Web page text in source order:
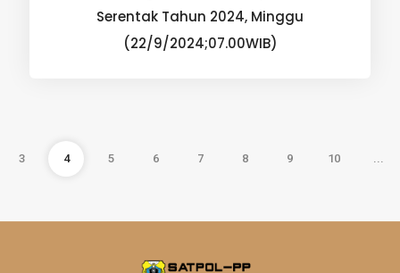
Serentak Tahun 2024, Minggu
(22/9/2024;07.00WIB)
3 4 5 6 7 8 9 10